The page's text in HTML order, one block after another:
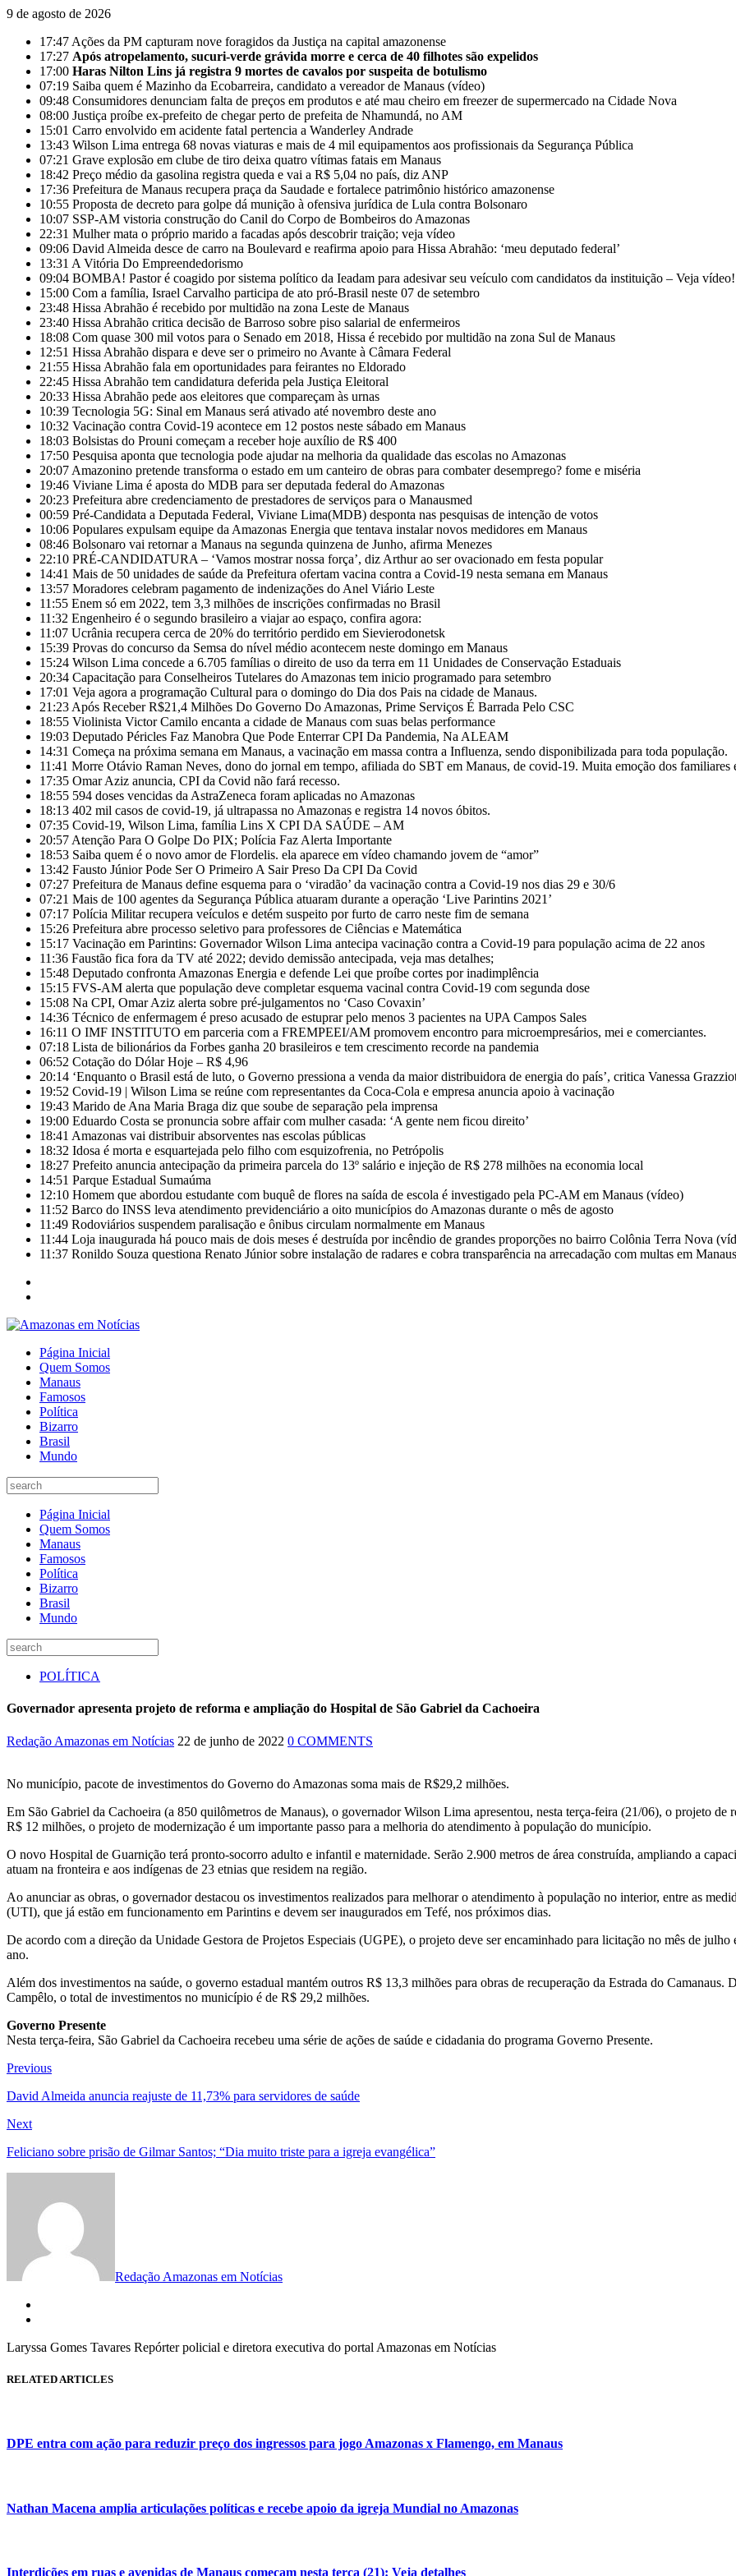
9 de agosto de 2026
17:47 Ações da PM capturam nove foragidos da Justiça na capital amazonense
17:27 Após atropelamento, sucuri-verde grávida morre e cerca de 40 filhotes são expelidos
17:00 Haras Nilton Lins já registra 9 mortes de cavalos por suspeita de botulismo
07:19 Saiba quem é Mazinho da Ecobarreira, candidato a vereador de Manaus (vídeo)
09:48 Consumidores denunciam falta de preços em produtos e até mau cheiro em freezer de supermercado na Cidade Nova
08:00 Justiça proíbe ex-prefeito de chegar perto de prefeita de Nhamundá, no AM
15:01 Carro envolvido em acidente fatal pertencia a Wanderley Andrade
13:43 Wilson Lima entrega 68 novas viaturas e mais de 4 mil equipamentos aos profissionais da Segurança Pública
07:21 Grave explosão em clube de tiro deixa quatro vítimas fatais em Manaus
18:42 Preço médio da gasolina registra queda e vai a R$ 5,04 no país, diz ANP
17:36 Prefeitura de Manaus recupera praça da Saudade e fortalece patrimônio histórico amazonense
10:55 Proposta de decreto para golpe dá munição à ofensiva jurídica de Lula contra Bolsonaro
10:07 SSP-AM vistoria construção do Canil do Corpo de Bombeiros do Amazonas
22:31 Mulher mata o próprio marido a facadas após descobrir traição; veja vídeo
09:06 David Almeida desce de carro na Boulevard e reafirma apoio para Hissa Abrahão: ‘meu deputado federal’
13:31 A Vitória Do Empreendedorismo
09:04 BOMBA! Pastor é coagido por sistema político da Ieadam para adesivar seu veículo com candidatos da instituição – Veja vídeo!
15:00 Com a família, Israel Carvalho participa de ato pró-Brasil neste 07 de setembro
23:48 Hissa Abrahão é recebido por multidão na zona Leste de Manaus
23:40 Hissa Abrahão critica decisão de Barroso sobre piso salarial de enfermeiros
18:08 Com quase 300 mil votos para o Senado em 2018, Hissa é recebido por multidão na zona Sul de Manaus
12:51 Hissa Abrahão dispara e deve ser o primeiro no Avante à Câmara Federal
21:55 Hissa Abrahão fala em oportunidades para feirantes no Eldorado
22:45 Hissa Abrahão tem candidatura deferida pela Justiça Eleitoral
20:33 Hissa Abrahão pede aos eleitores que compareçam às urnas
10:39 Tecnologia 5G: Sinal em Manaus será ativado até novembro deste ano
10:32 Vacinação contra Covid-19 acontece em 12 postos neste sábado em Manaus
18:03 Bolsistas do Prouni começam a receber hoje auxílio de R$ 400
17:50 Pesquisa aponta que tecnologia pode ajudar na melhoria da qualidade das escolas no Amazonas
20:07 Amazonino pretende transforma o estado em um canteiro de obras para combater desemprego? fome e miséria
19:46 Viviane Lima é aposta do MDB para ser deputada federal do Amazonas
20:23 Prefeitura abre credenciamento de prestadores de serviços para o Manausmed
00:59 Pré-Candidata a Deputada Federal, Viviane Lima(MDB) desponta nas pesquisas de intenção de votos
10:06 Populares expulsam equipe da Amazonas Energia que tentava instalar novos medidores em Manaus
08:46 Bolsonaro vai retornar a Manaus na segunda quinzena de Junho, afirma Menezes
22:10 PRÉ-CANDIDATURA – ‘Vamos mostrar nossa força’, diz Arthur ao ser ovacionado em festa popular
14:41 Mais de 50 unidades de saúde da Prefeitura ofertam vacina contra a Covid-19 nesta semana em Manaus
13:57 Moradores celebram pagamento de indenizações do Anel Viário Leste
11:55 Enem só em 2022, tem 3,3 milhões de inscrições confirmadas no Brasil
11:32 Engenheiro é o segundo brasileiro a viajar ao espaço, confira agora:
11:07 Ucrânia recupera cerca de 20% do território perdido em Sievierodonetsk
15:39 Provas do concurso da Semsa do nível médio acontecem neste domingo em Manaus
15:24 Wilson Lima concede a 6.705 famílias o direito de uso da terra em 11 Unidades de Conservação Estaduais
20:34 Capacitação para Conselheiros Tutelares do Amazonas tem inicio programado para setembro
17:01 Veja agora a programação Cultural para o domingo do Dia dos Pais na cidade de Manaus.
21:23 Após Receber R$21,4 Milhões Do Governo Do Amazonas, Prime Serviços É Barrada Pelo CSC
18:55 Violinista Victor Camilo encanta a cidade de Manaus com suas belas performance
19:03 Deputado Péricles Faz Manobra Que Pode Enterrar CPI Da Pandemia, Na ALEAM
14:31 Começa na próxima semana em Manaus, a vacinação em massa contra a Influenza, sendo disponibilizada para toda população.
11:41 Morre Otávio Raman Neves, dono do jornal em tempo, afiliada do SBT em Manaus, de covid-19. Muita emoção dos familiares
17:35 Omar Aziz anuncia, CPI da Covid não fará recesso.
18:55 594 doses vencidas da AstraZeneca foram aplicadas no Amazonas
18:13 402 mil casos de covid-19, já ultrapassa no Amazonas e registra 14 novos óbitos.
07:35 Covid-19, Wilson Lima, família Lins X CPI DA SAÚDE – AM
20:57 Atenção Para O Golpe Do PIX; Polícia Faz Alerta Importante
18:53 Saiba quem é o novo amor de Flordelis. ela aparece em vídeo chamando jovem de “amor”
13:42 Fausto Júnior Pode Ser O Primeiro A Sair Preso Da CPI Da Covid
07:27 Prefeitura de Manaus define esquema para o ‘viradão’ da vacinação contra a Covid-19 nos dias 29 e 30/6
07:21 Mais de 100 agentes da Segurança Pública atuaram durante a operação ‘Live Parintins 2021’
07:17 Polícia Militar recupera veículos e detém suspeito por furto de carro neste fim de semana
15:26 Prefeitura abre processo seletivo para professores de Ciências e Matemática
15:17 Vacinação em Parintins: Governador Wilson Lima antecipa vacinação contra a Covid-19 para população acima de 22 anos
11:36 Faustão fica fora da TV até 2022; devido demissão antecipada, veja mas detalhes;
15:48 Deputado confronta Amazonas Energia e defende Lei que proíbe cortes por inadimplência
15:15 FVS-AM alerta que população deve completar esquema vacinal contra Covid-19 com segunda dose
15:08 Na CPI, Omar Aziz alerta sobre pré-julgamentos no ‘Caso Covaxin’
14:36 Técnico de enfermagem é preso acusado de estuprar pelo menos 3 pacientes na UPA Campos Sales
16:11 O IMF INSTITUTO em parceria com a FREMPEEI/AM promovem encontro para microempresários, mei e comerciantes.
07:18 Lista de bilionários da Forbes ganha 20 brasileiros e tem crescimento recorde na pandemia
06:52 Cotação do Dólar Hoje – R$ 4,96
20:14 ‘Enquanto o Brasil está de luto, o Governo pressiona a venda da maior distribuidora de energia do país’, critica Vanessa
19:52 Covid-19 | Wilson Lima se reúne com representantes da Coca-Cola e empresa anuncia apoio à vacinação
19:43 Marido de Ana Maria Braga diz que soube de separação pela imprensa
19:00 Eduardo Costa se pronuncia sobre affair com mulher casada: ‘A gente nem ficou direito’
18:41 Amazonas vai distribuir absorventes nas escolas públicas
18:32 Idosa é morta e esquartejada pelo filho com esquizofrenia, no Petrópolis
18:27 Prefeito anuncia antecipação da primeira parcela do 13º salário e injeção de R$ 278 milhões na economia local
14:51 Parque Estadual Sumaúma
12:10 Homem que abordou estudante com buquê de flores na saída de escola é investigado pela PC-AM em Manaus (vídeo)
11:52 Barco do INSS leva atendimento previdenciário a oito municípios do Amazonas durante o mês de agosto
11:49 Rodoviários suspendem paralisação e ônibus circulam normalmente em Manaus
11:44 Loja inaugurada há pouco mais de dois meses é destruída por incêndio de grandes proporções no bairro Colônia Terra Nova
11:37 Ronildo Souza questiona Renato Júnior sobre instalação de radares e cobra transparência na arrecadação com multas em Manaus
Página Inicial
Quem Somos
Manaus
Famosos
Política
Bizarro
Brasil
Mundo
Página Inicial
Quem Somos
Manaus
Famosos
Política
Bizarro
Brasil
Mundo
POLÍTICA
Governador apresenta projeto de reforma e ampliação do Hospital de São Gabriel da Cachoeira
Redação Amazonas em Notícias 22 de junho de 2022 0 COMMENTS
No município, pacote de investimentos do Governo do Amazonas soma mais de R$29,2 milhões.
Em São Gabriel da Cachoeira (a 850 quilômetros de Manaus), o governador Wilson Lima apresentou, nesta terça-feira (21/06), o projeto
R$ 12 milhões, o projeto de modernização é um importante passo para a melhoria do atendimento à população do município.
O novo Hospital de Guarnição terá pronto-socorro adulto e infantil e maternidade. Serão 2.900 metros de área construída, ampliando a
atuam na fronteira e aos indígenas de 23 etnias que residem na região.
Ao anunciar as obras, o governador destacou os investimentos realizados para melhorar o atendimento à população no interior, entre as
(UTI), que já estão em funcionamento em Parintins e devem ser inaugurados em Tefé, nos próximos dias.
De acordo com a direção da Unidade Gestora de Projetos Especiais (UGPE), o projeto deve ser encaminhado para licitação no mês de
ano.
Além dos investimentos na saúde, o governo estadual mantém outros R$ 13,3 milhões para obras de recuperação da Estrada do
Campêlo, o total de investimentos no município é de R$ 29,2 milhões.
Governo Presente
Nesta terça-feira, São Gabriel da Cachoeira recebeu uma série de ações de saúde e cidadania do programa Governo Presente.
Navegação
de
Post
PreviousPrevious
David Almeida anuncia reajuste de 11,73% para servidores de saúde
NextNext
Feliciano sobre prisão de Gilmar Santos; “Dia muito triste para a igreja evangélica”
Redação Amazonas em Notícias
Laryssa Gomes Tavares Repórter policial e diretora executiva do portal Amazonas em Notícias
RELATED ARTICLES
DPE entra com ação para reduzir preço dos ingressos para jogo Amazonas x Flamengo, em Manaus
Nathan Macena amplia articulações políticas e recebe apoio da igreja Mundial no Amazonas
Interdições em ruas e avenidas de Manaus começam nesta terça (21): Veja detalhes